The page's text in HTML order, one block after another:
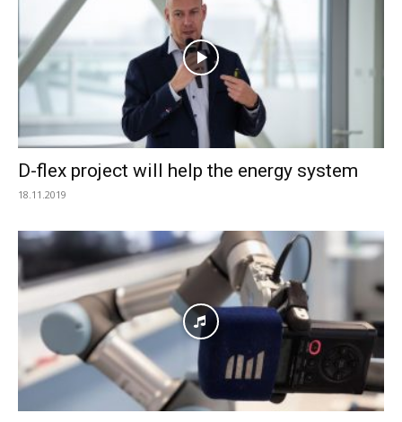
D-flex project will help the energy system
18.11.2019